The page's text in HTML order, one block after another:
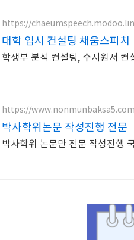
https://
대학 입시 컨설팅 채움스피치
학생부 분석 컨설팅, 수시원서
https://www.nonmunbaksa5.com
박사학위논문 작성진행 전문
박사학위 논문만 전문 작성진행